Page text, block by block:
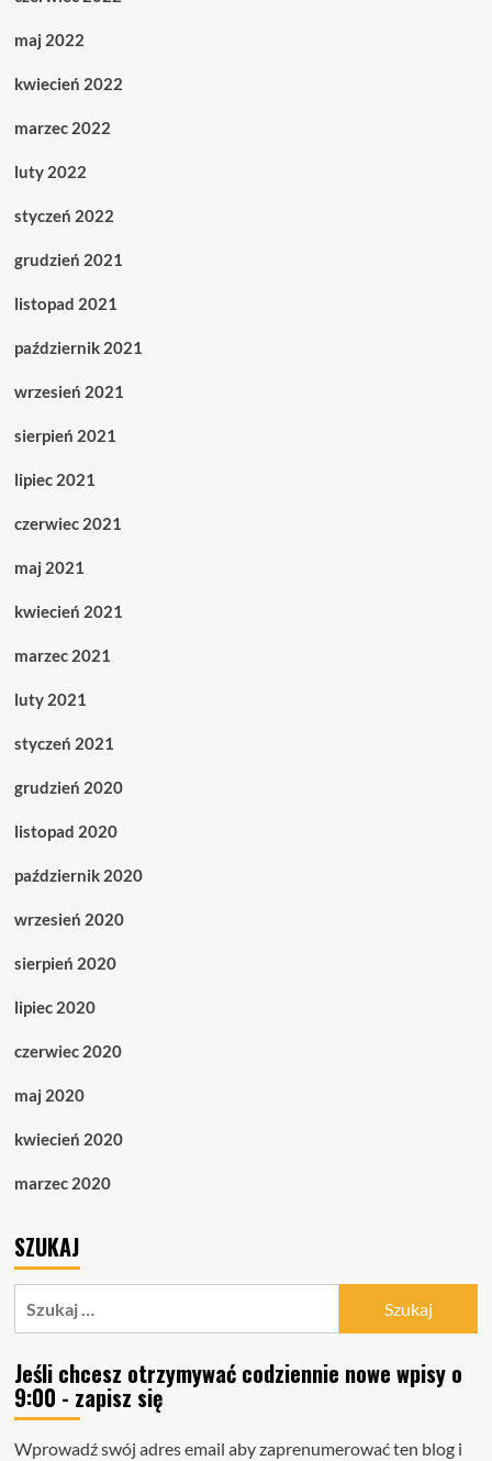
maj 2022
kwiecień 2022
marzec 2022
luty 2022
styczeń 2022
grudzień 2021
listopad 2021
październik 2021
wrzesień 2021
sierpień 2021
lipiec 2021
czerwiec 2021
maj 2021
kwiecień 2021
marzec 2021
luty 2021
styczeń 2021
grudzień 2020
listopad 2020
październik 2020
wrzesień 2020
sierpień 2020
lipiec 2020
czerwiec 2020
maj 2020
kwiecień 2020
marzec 2020
SZUKAJ
Jeśli chcesz otrzymywać codziennie nowe wpisy o
9:00 - zapisz się
Wprowadź swój adres email aby zaprenumerować ten blog i